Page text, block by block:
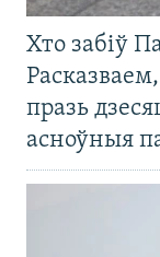
Хто забіў
празь
асноўныя